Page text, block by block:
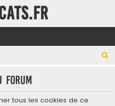
h
forum
tous les cookies de ce